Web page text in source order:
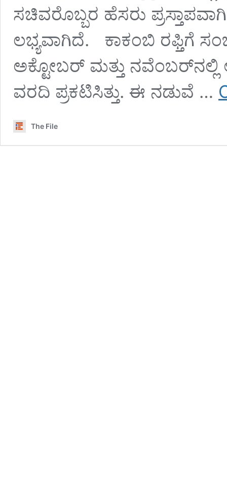
ಸಚಿವರೊಬ್ಬರ ಹೆಸರು
ಲಭ್ಯವಾಗಿದೆ. ಕಾಕಂಬಿ ರಫ್ತಿಗೆ
ಅಕ್ಟೋಬರ್‌ ಮತ್ತು
ವರದಿ ಪ್ರಕಟಿಸಿತ್ತು. ಈ ನಡುವೆ …
The File